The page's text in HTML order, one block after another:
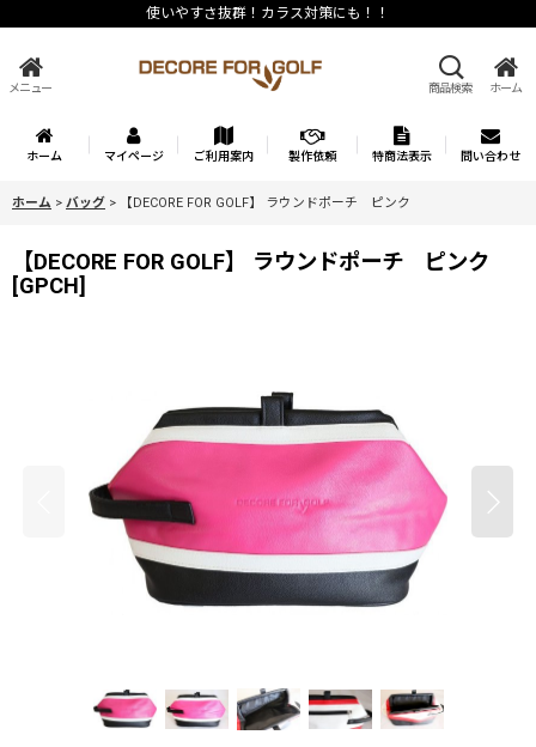
使いやすさ抜群！カラス対策にも！！
メニュー 商品検索 ホーム
ホーム マイページ ご利用案内 製作依頼 特商法表示 問い合わせ
ホーム > バッグ > 【DECORE FOR GOLF】 ラウンドポーチ ピンク
【DECORE FOR GOLF】 ラウンドポーチ ピンク
[GPCH]